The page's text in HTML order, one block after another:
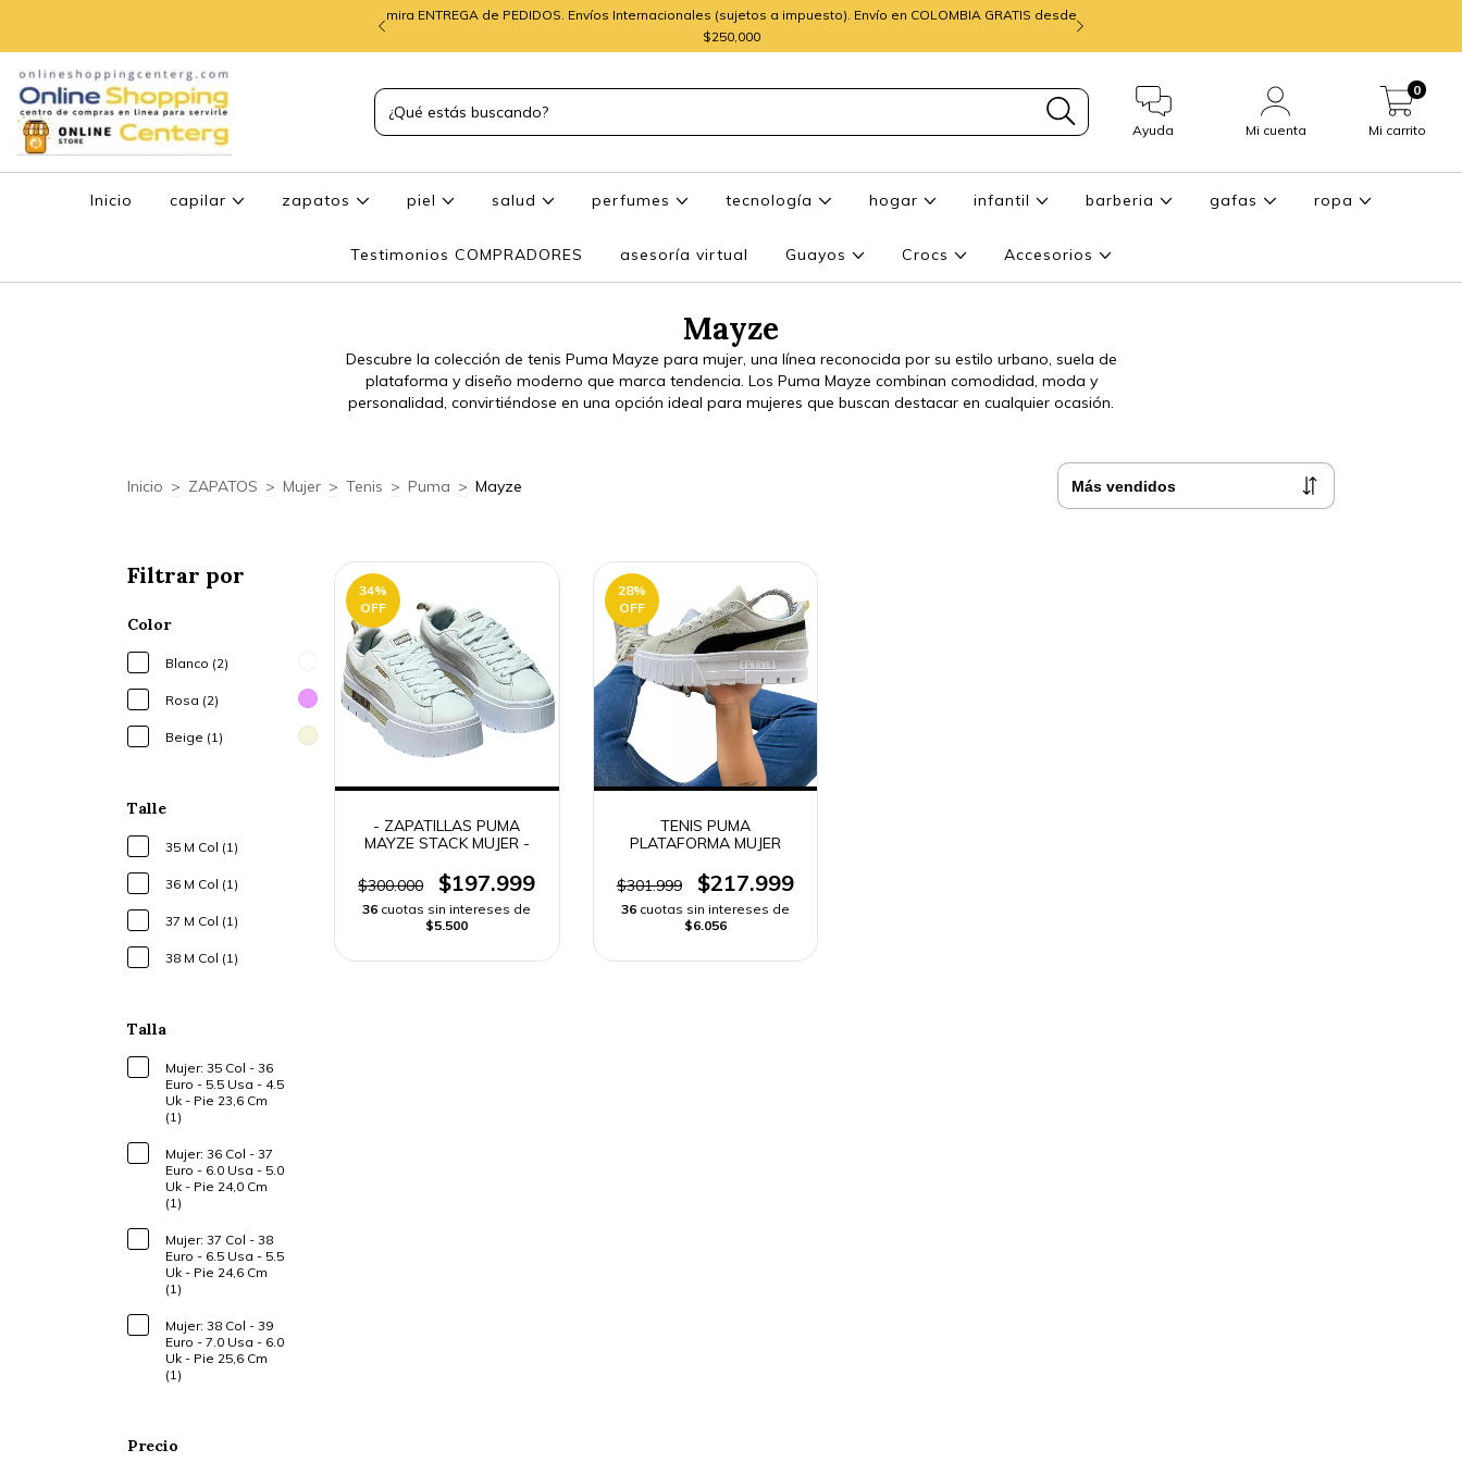
mira ENTREGA de PEDIDOS. Envíos Internacionales (sujetos a impuesto). Envío en COLOMBIA GRATIS desde
$250,000
Ayuda Mi cuenta Mi carrito
0
Inicio capilar zapatos piel salud perfumes tecnología hogar infantil barberia gafas ropa
Testimonios COMPRADORES asesoría virtual Guayos Crocs Accesorios
Mayze
Descubre la colección de tenis Puma Mayze para mujer, una línea reconocida por su estilo urbano, suela de
plataforma y diseño moderno que marca tendencia. Los Puma Mayze combinan comodidad, moda y
personalidad, convirtiéndose en una opción ideal para mujeres que buscan destacar en cualquier ocasión.
Inicio > ZAPATOS > Mujer > Tenis > Puma > Mayze
Filtrar por
Color
Blanco (2)
Rosa (2)
Beige (1)
Talle
35 M Col (1)
36 M Col (1)
37 M Col (1)
38 M Col (1)
Talla
Mujer: 35 Col - 36
Euro - 5.5 Usa - 4.5
Uk - Pie 23,6 Cm
(1)
Mujer: 36 Col - 37
Euro - 6.0 Usa - 5.0
Uk - Pie 24,0 Cm
(1)
Mujer: 37 Col - 38
Euro - 6.5 Usa - 5.5
Uk - Pie 24,6 Cm
(1)
Mujer: 38 Col - 39
Euro - 7.0 Usa - 6.0
Uk - Pie 25,6 Cm
(1)
Precio
34%
OFF
- ZAPATILLAS PUMA
MAYZE STACK MUJER -
$300.000 $197.999
36 cuotas sin intereses de
$5.500
28%
OFF
TENIS PUMA
PLATAFORMA MUJER
$301.999 $217.999
36 cuotas sin intereses de
$6.056